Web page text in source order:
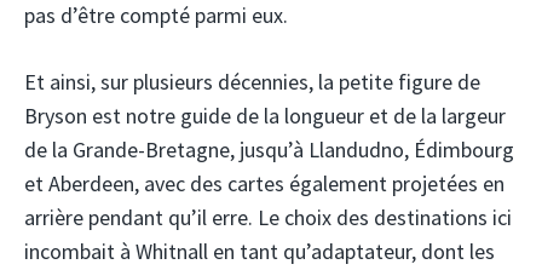
pas d’être compté parmi eux.
Et ainsi, sur plusieurs décennies, la petite figure de
Bryson est notre guide de la longueur et de la largeur
de la Grande-Bretagne, jusqu’à Llandudno, Édimbourg
et Aberdeen, avec des cartes également projetées en
arrière pendant qu’il erre. Le choix des destinations ici
incombait à Whitnall en tant qu’adaptateur, dont les